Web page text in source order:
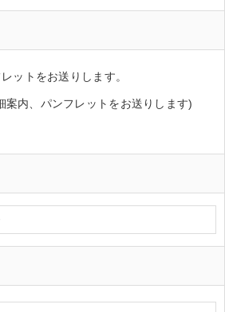
ットをお送りします。
案内、パンフレットをお送りします)